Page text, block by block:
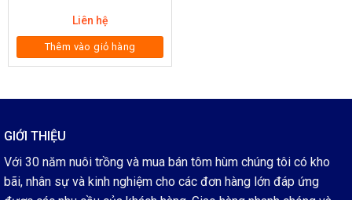
Liên hệ
Thêm vào giỏ hàng
GIỚI THIỆU
Với 30 năm nuôi trồng và mua bán tôm hùm chúng tôi có kho
bãi, nhân sự và kinh nghiệm cho các đơn hàng lớn đáp ứng